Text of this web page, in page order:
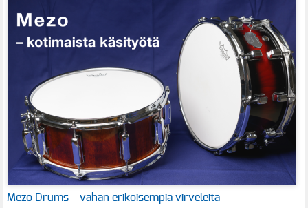
Mezo Drums – vähän erikoisempia virveleitä